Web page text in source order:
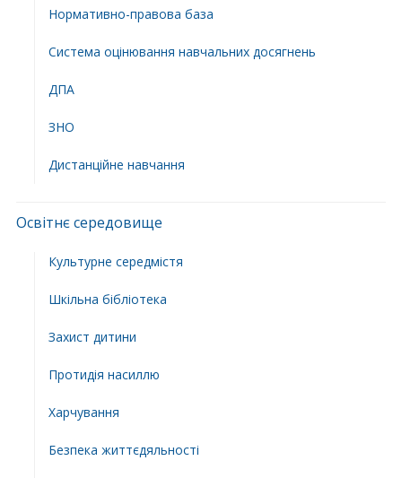
Нормативно-правова база
Система оцінювання навчальних досягнень
ДПА
ЗНО
Дистанційне навчання
Освітнє середовище
Культурне середмістя
Шкільна бібліотека
Захист дитини
Протидія насиллю
Харчування
Безпека життєдяльності